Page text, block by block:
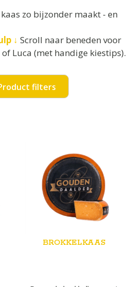
zo bijzonder maakt - en
↓ Scroll naar beneden voor
Luca (met handige kiestips).
filters
BROKKELKAAS